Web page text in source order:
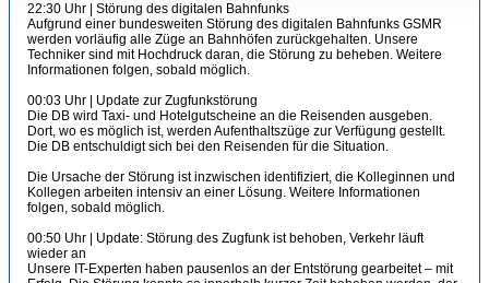
22:30 Uhr | Störung des digitalen Bahnfunks
Aufgrund einer bundesweiten Störung des digitalen Bahnfunks GSMR
werden vorläufig alle Züge an Bahnhöfen zurückgehalten. Unsere
Techniker sind mit Hochdruck daran, die Störung zu beheben. Weitere
Informationen folgen, sobald möglich.
00:03 Uhr | Update zur Zugfunkstörung
Die DB wird Taxi- und Hotelgutscheine an die Reisenden ausgeben.
Dort, wo es möglich ist, werden Aufenthaltszüge zur Verfügung gestellt.
Die DB entschuldigt sich bei den Reisenden für die Situation.
Die Ursache der Störung ist inzwischen identifiziert, die Kolleginnen und
Kollegen arbeiten intensiv an einer Lösung. Weitere Informationen
folgen, sobald möglich.
00:50 Uhr | Update: Störung des Zugfunk ist behoben, Verkehr läuft
wieder an
Unsere IT-Experten haben pausenlos an der Entstörung gearbeitet – mit